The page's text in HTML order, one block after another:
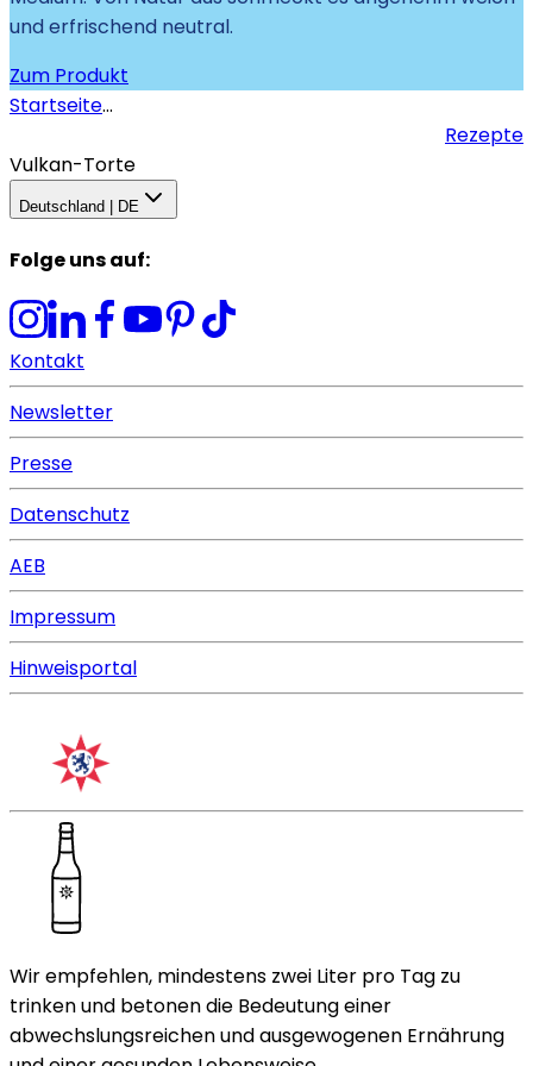
und erfrischend neutral.
Zum Produkt
Startseite...
Rezepte
Vulkan-Torte
Deutschland | DE
Folge uns auf:
Kontakt
Newsletter
Presse
Datenschutz
AEB
Impressum
Hinweisportal
Wir empfehlen, mindestens zwei Liter pro Tag zu
trinken und betonen die Bedeutung einer
abwechslungsreichen und ausgewogenen Ernährung